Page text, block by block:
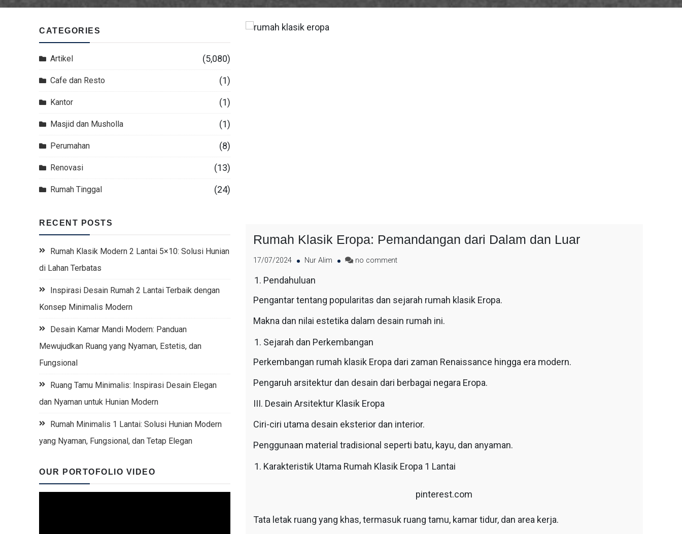
CATEGORIES
Artikel (5,080)
Cafe dan Resto (1)
Kantor (1)
Masjid dan Musholla (1)
Perumahan (8)
Renovasi (13)
Rumah Tinggal (24)
RECENT POSTS
Rumah Klasik Modern 2 Lantai 5×10: Solusi Hunian
di Lahan Terbatas
Inspirasi Desain Rumah 2 Lantai Terbaik dengan
Konsep Minimalis Modern
Desain Kamar Mandi Modern: Panduan
Mewujudkan Ruang yang Nyaman, Estetis, dan
Fungsional
Ruang Tamu Minimalis: Inspirasi Desain Elegan
dan Nyaman untuk Hunian Modern
Rumah Minimalis 1 Lantai: Solusi Hunian Modern
yang Nyaman, Fungsional, dan Tetap Elegan
OUR PORTOFOLIO VIDEO
Rumah Klasik Eropa: Pemandangan dari Dalam dan Luar
17/07/2024 Nur Alim no comment
Pendahuluan
Pengantar tentang popularitas dan sejarah rumah klasik Eropa.
Makna dan nilai estetika dalam desain rumah ini.
Sejarah dan Perkembangan
Perkembangan rumah klasik Eropa dari zaman Renaissance hingga era modern.
Pengaruh arsitektur dan desain dari berbagai negara Eropa.
III. Desain Arsitektur Klasik Eropa
Ciri-ciri utama desain eksterior dan interior.
Penggunaan material tradisional seperti batu, kayu, dan anyaman.
Karakteristik Utama Rumah Klasik Eropa 1 Lantai
pinterest.com
Tata letak ruang yang khas, termasuk ruang tamu, kamar tidur, dan area kerja.